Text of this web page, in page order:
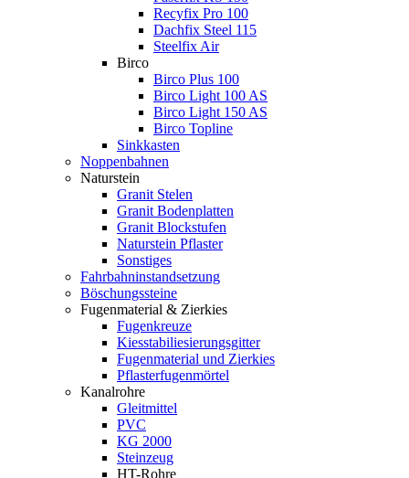
Recyfix Pro 100
Dachfix Steel 115
Steelfix Air
Birco
Birco Plus 100
Birco Light 100 AS
Birco Light 150 AS
Birco Topline
Sinkkasten
Noppenbahnen
Naturstein
Granit Stelen
Granit Bodenplatten
Granit Blockstufen
Naturstein Pflaster
Sonstiges
Fahrbahninstandsetzung
Böschungssteine
Fugenmaterial & Zierkies
Fugenkreuze
Kiesstabiliesierungsgitter
Fugenmaterial und Zierkies
Pflasterfugenmörtel
Kanalrohre
Gleitmittel
PVC
KG 2000
Steinzeug
HT-Rohre